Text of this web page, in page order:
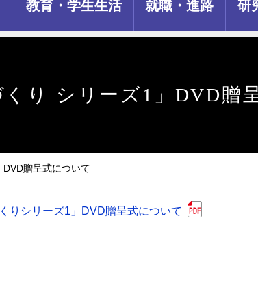
教育・学生生活 就職・進路 研
くり シリーズ1」DVD贈
DVD贈呈式について
りシリーズ1」DVD贈呈式について